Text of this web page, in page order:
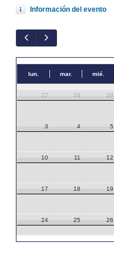
Información del evento
lun. mar. mié.
27 28 29
3 4 5
10 11 12
17 18 19
24 25 26